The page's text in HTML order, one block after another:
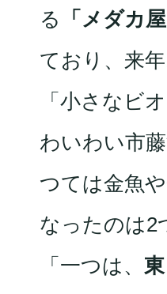
る
「メダカ
ており、来
「小さなビ
わいわい市
つては金魚
なったのは2
「一つは、